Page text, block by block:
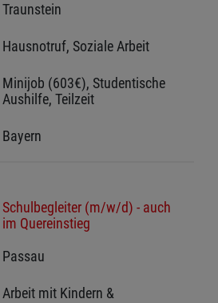
Traunstein
Hausnotruf, Soziale Arbeit
Minijob (603€), Studentische
Aushilfe, Teilzeit
Bayern
Schulbegleiter (m/w/d) - auch
im Quereinstieg
Passau
Arbeit mit Kindern &